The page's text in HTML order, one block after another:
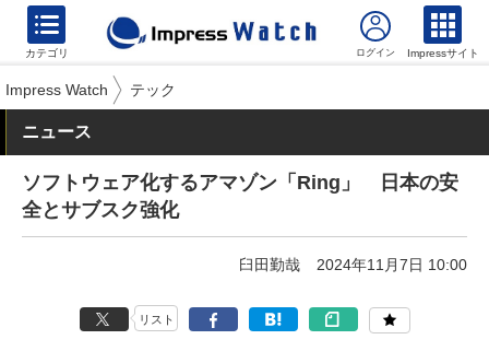
カテゴリ Impressサイト
Impress Watch テック
ニュース
ソフトウェア化するアマゾン「Ring」 日本の安
全とサブスク強化
臼田勤哉 2024年11月7日 10:00
リスト